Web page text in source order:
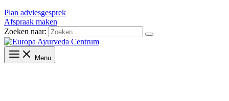
Plan adviesgesprek
Afspraak maken
Zoeken naar:
Menu